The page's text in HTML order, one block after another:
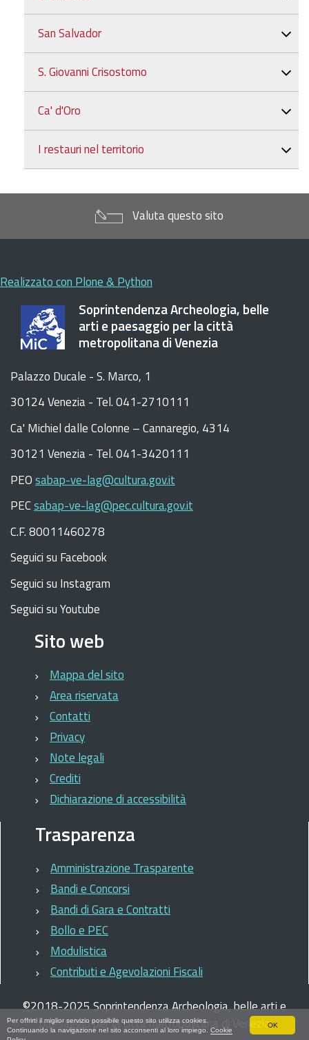
Per offrirti il miglior servizio possibile questo sito utilizza cookies.
Continuando la navigazione nel sito acconsenti al loro impiego. Cookie
OK
San Salvador
S. Giovanni Crisostomo
Ca' d'Oro
I restauri nel territorio
Valuta questo sito
Realizzato con Plone & Python
Soprintendenza Archeologia, belle
arti e paesaggio per la città
metropolitana di Venezia
Palazzo Ducale - S. Marco, 1
30124 Venezia - Tel. 041-2710111
Ca' Michiel dalle Colonne – Cannaregio, 4314
30121 Venezia - Tel. 041-3420111
PEOsabap-ve-lag@cultura.gov.it
PECsabap-ve-lag@pec.cultura.gov.it
C.F. 80011460278
Seguici su Facebook
Seguici su Instagram
Seguici su Youtube
Sito web
Mappa del sito
Area riservata
Contatti
Privacy
Note legali
Crediti
Dichiarazione di accessibilità
Trasparenza
Amministrazione Trasparente
Bandi e Concorsi
Bandi di Gara e Contratti
Bollo e PEC
Modulistica
Contributi e Agevolazioni Fiscali
©2018-2025Soprintendenza Archeologia, belle arti e
paesaggio per la città metropolitana di Venezia